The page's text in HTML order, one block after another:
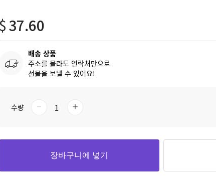
$37.60
배송 상품
주소를 몰라도 연락처만으로
선물을 보낼 수 있어요!
수량
장바구니에 넣기